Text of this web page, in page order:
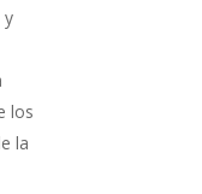
y
los
la